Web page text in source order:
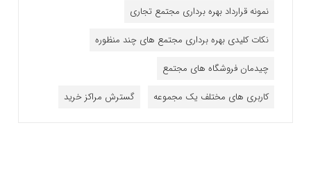
نمونه قرارداد بهره برداری مجتمع تجاری
نکات کلیدی بهره برداری مجتمع های چند منظوره
چیدمان فروشگاه های مجتمع
کاربری های مختلف یک مجموعه
گسترش مراکز خرید